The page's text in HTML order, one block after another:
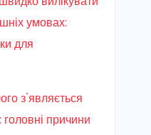
умовах:
для
з’являється
головні причини